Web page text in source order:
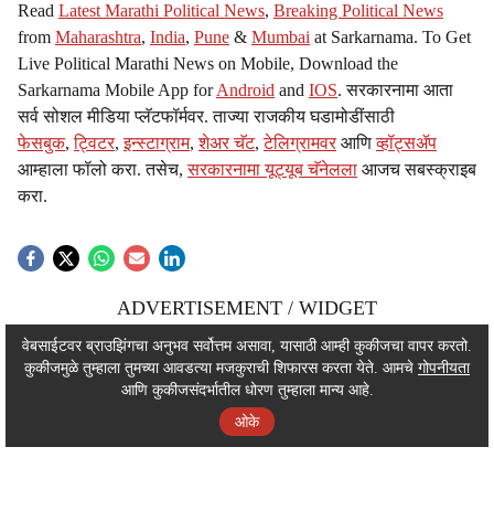
Read Latest Marathi Political News, Breaking Political News
from Maharashtra, India, Pune & Mumbai at Sarkarnama. To Get
Live Political Marathi News on Mobile, Download the
Sarkarnama Mobile App forAndroid and IOS. सरकारनामा आता
सर्व सोशल मीडिया प्लॅटफॉर्मवर. ताज्या राजकीय घडामोडींसाठी
फेसबुक,ट्विटर,इन्स्टाग्राम,शेअर चॅट,टेलिग्रामवर आणिव्हॉट्सॲप
आम्हाला फॉलो करा. तसेच,सरकारनामा यूट्यूब चॅनेलला आजच सबस्क्राइब
करा.
ADVERTISEMENT / WIDGET
ADVERTISEMENT / WIDGET
ADVERTISEMENT / WIDGET
वेबसाईटवर ब्राउझिंगचा अनुभव सर्वोत्तम असावा, यासाठी आम्ही कुकीजचा वापर करतो.
कुकीजमुळे तुम्हाला तुमच्या आवडत्या मजकुराची शिफारस करता येते. आमचे गोपनीयता
आणि कुकीजसंदर्भातील धोरण तुम्हाला मान्य आहे.
ओके